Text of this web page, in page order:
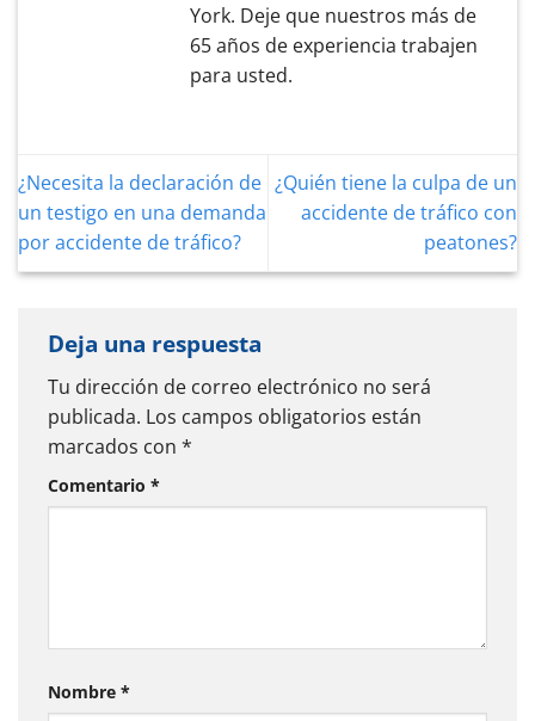
York. Deje que nuestros más de
65 años de experiencia trabajen
para usted.
¿Necesita la declaración de
un testigo en una demanda
por accidente de tráfico?
¿Quién tiene la culpa de un
accidente de tráfico con
peatones?
Deja una respuesta
Tu dirección de correo electrónico no será
publicada. Los campos obligatorios están
marcados con *
Comentario *
Nombre *